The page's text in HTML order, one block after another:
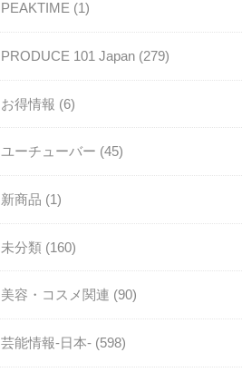
PEAKTIME (1)
PRODUCE 101 Japan (279)
お得情報 (6)
ユーチューバー (45)
新商品 (1)
未分類 (160)
美容・コスメ関連 (90)
芸能情報-日本- (598)